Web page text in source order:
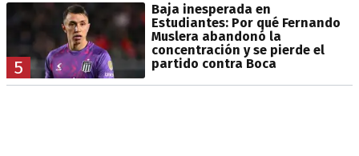
5
Baja inesperada en
Estudiantes: Por qué Fernando
Muslera abandonó la
concentración y se pierde el
partido contra Boca